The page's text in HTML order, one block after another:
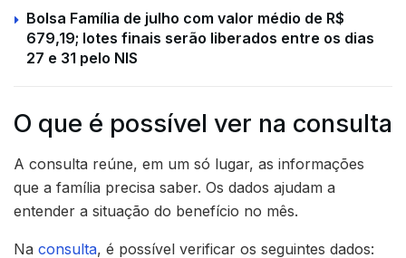
Bolsa Família de julho com valor médio de R$
679,19; lotes finais serão liberados entre os dias
27 e 31 pelo NIS
O que é possível ver na consulta
A consulta reúne, em um só lugar, as informações
que a família precisa saber. Os dados ajudam a
entender a situação do benefício no mês.
Na consulta, é possível verificar os seguintes dados: